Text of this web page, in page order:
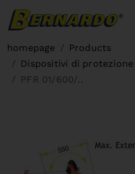
homepage
Products
Dispositivi di
PFR 01/600/..